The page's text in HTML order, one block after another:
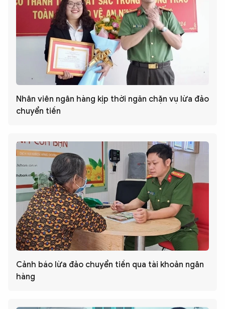
Nhân viên ngân hàng kịp thời ngăn chặn vụ lừa đảo
chuyển tiền
Cảnh báo lừa đảo chuyển tiền qua tài khoản ngân
hàng